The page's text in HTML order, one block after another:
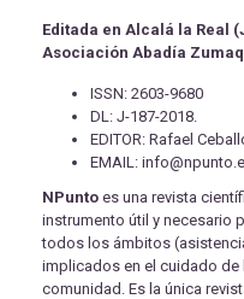
Editada en Alcalá la Real
Asociación Abadía
ISSN: 2603-9680
DL: J-187-2018.
EDITOR: Rafael
EMAIL:
NPunto es una revista
instrumento útil y necesario
todos los ámbitos
implicados en el cuidado de
comunidad. Es la única